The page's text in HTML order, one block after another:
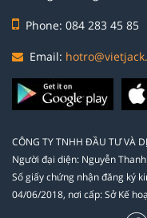
Phone: 084 283 45 85
Email:
CÔNG TY TNHH ĐẦU TƯ VÀ
Người đại diện: Nguyễn
Số giấy chứng nhận đăng ký
04/06/2018, nơi cấp: Sở Kế